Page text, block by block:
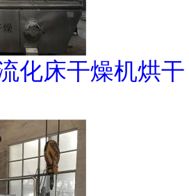
化床干燥机烘干